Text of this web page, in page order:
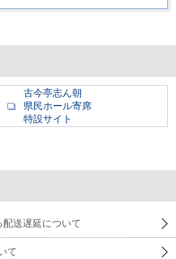
古今亭志ん朝
県民ホール寄席
特設サイト
配送遅延について
て